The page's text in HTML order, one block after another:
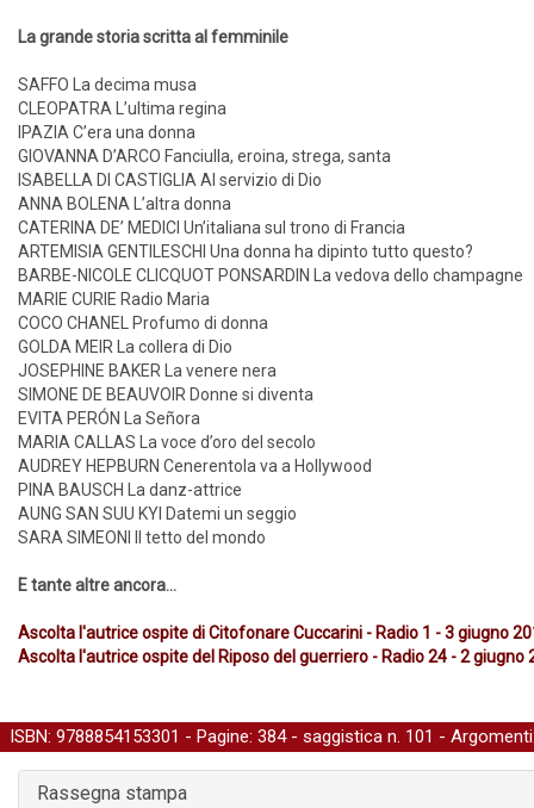
La grande storia scritta al femminile
SAFFO La decima musa
CLEOPATRA L’ultima regina
IPAZIA C’era una donna
GIOVANNA D’ARCO Fanciulla, eroina, strega, santa
ISABELLA DI CASTIGLIA Al servizio di Dio
ANNA BOLENA L’altra donna
CATERINA DE’ MEDICI Un’italiana sul trono di Francia
ARTEMISIA GENTILESCHI Una donna ha dipinto tutto questo?
BARBE-NICOLE CLICQUOT PONSARDIN La vedova dello champagne
MARIE CURIE Radio Maria
COCO CHANEL Profumo di donna
GOLDA MEIR La collera di Dio
JOSEPHINE BAKER La venere nera
SIMONE DE BEAUVOIR Donne si diventa
EVITA PERÓN La Señora
MARIA CALLAS La voce d’oro del secolo
AUDREY HEPBURN Cenerentola va a Hollywood
PINA BAUSCH La danz-attrice
AUNG SAN SUU KYI Datemi un seggio
SARA SIMEONI Il tetto del mondo
E tante altre ancora...
Ascolta l'autrice ospite di Citofonare Cuccarini - Radio 1 - 3 giugno
Ascolta l'autrice ospite del Riposo del guerriero - Radio 24 - 2 giugno
ISBN: 9788854153301 - Pagine: 384 - saggistica n. 101 -
Rassegna stampa